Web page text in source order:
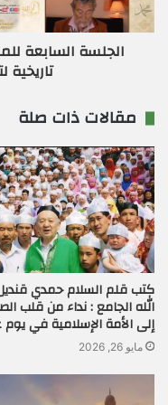
الجلسة السابعة
تاريخية
مقالات ذات صلة
كتب قلم السلام حمدي
الله الجامع : نداء من قلب
إلى الأمة الإسلامية في
مايو 26, 2026